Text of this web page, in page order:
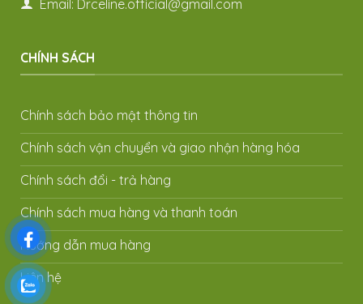
Email: Drceline.official@gmail.com
CHÍNH SÁCH
Chính sách bảo mật thông tin
Chính sách vận chuyển và giao nhận hàng hóa
Chính sách đổi - trả hàng
Chính sách mua hàng và thanh toán
Hướng dẫn mua hàng
Liên hệ